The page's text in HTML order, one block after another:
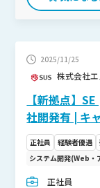
株式会社
2025/11/25
【新拠点】
社開発有 | キ
正社員 経験者優遇
システム開発(Web・
正社員